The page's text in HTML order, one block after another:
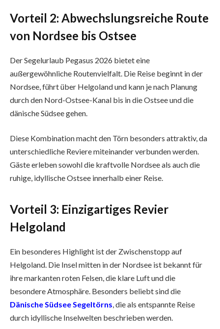
Vorteil 2: Abwechslungsreiche Route
von Nordsee bis Ostsee
Der Segelurlaub Pegasus 2026 bietet eine
außergewöhnliche Routenvielfalt. Die Reise beginnt in der
Nordsee, führt über Helgoland und kann je nach Planung
durch den Nord-Ostsee-Kanal bis in die Ostsee und die
dänische Südsee gehen.
Diese Kombination macht den Törn besonders attraktiv, da
unterschiedliche Reviere miteinander verbunden werden.
Gäste erleben sowohl die kraftvolle Nordsee als auch die
ruhige, idyllische Ostsee innerhalb einer Reise.
Vorteil 3: Einzigartiges Revier
Helgoland
Ein besonderes Highlight ist der Zwischenstopp auf
Helgoland. Die Insel mitten in der Nordsee ist bekannt für
ihre markanten roten Felsen, die klare Luft und die
besondere Atmosphäre. Besonders beliebt sind die
Dänische Südsee Segeltörns , die als entspannte Reise
durch idyllische Inselwelten beschrieben werden.